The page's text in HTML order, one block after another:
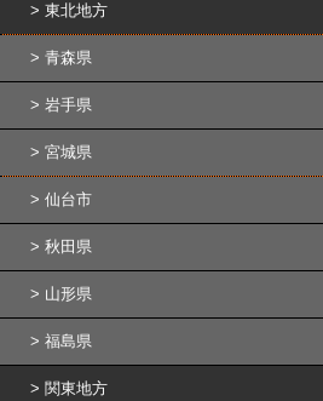
東北地方
青森県
岩手県
宮城県
仙台市
秋田県
山形県
福島県
関東地方